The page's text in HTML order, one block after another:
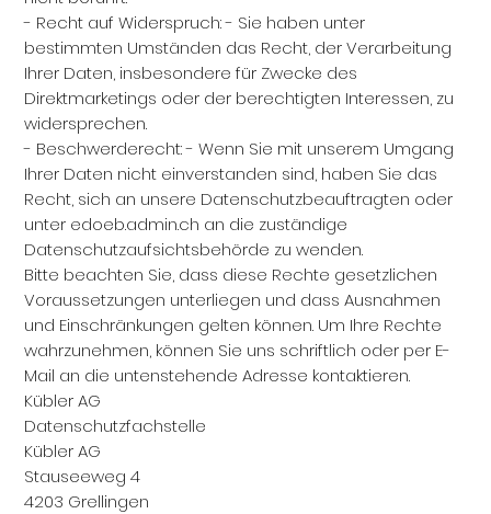
- Recht auf Widerspruch: - Sie haben unter
bestimmten Umständen das Recht, der Verarbeitung
Ihrer Daten, insbesondere für Zwecke des
Direktmarketings oder der berechtigten Interessen, zu
widersprechen.
- Beschwerderecht: - Wenn Sie mit unserem Umgang
Ihrer Daten nicht einverstanden sind, haben Sie das
Recht, sich an unsere Datenschutzbeauftragten oder
unter edoeb.admin.ch an die zuständige
Datenschutzaufsichtsbehörde zu wenden.
Bitte beachten Sie, dass diese Rechte gesetzlichen
Voraussetzungen unterliegen und dass Ausnahmen
und Einschränkungen gelten können. Um Ihre Rechte
wahrzunehmen, können Sie uns schriftlich oder per E-
Mail an die untenstehende Adresse kontaktieren.
Kübler AG
Datenschutzfachstelle
Kübler AG
Stauseeweg 4
4203 Grellingen